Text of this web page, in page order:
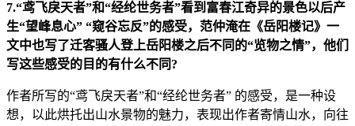
7.“鸢飞戾天者”和“经纶世务者”看到富春江奇异的景色以后产
生“望峰息心” “窥谷忘反”的感受，范仲淹在《岳阳楼记》一
文中也写了迁客骚人登上岳阳楼之后不同的“览物之情”，他们
写这些感受的目的有什么不同?
作者所写的“鸢飞戾天者”和“经纶世务者” 的感受，是一种设
想，以此烘托出山水景物的魅力，表现出作者寄情山水，向往